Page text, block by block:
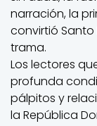
narración, la
convirtió
trama.
Los lectores
profunda
pálpitos y
la República